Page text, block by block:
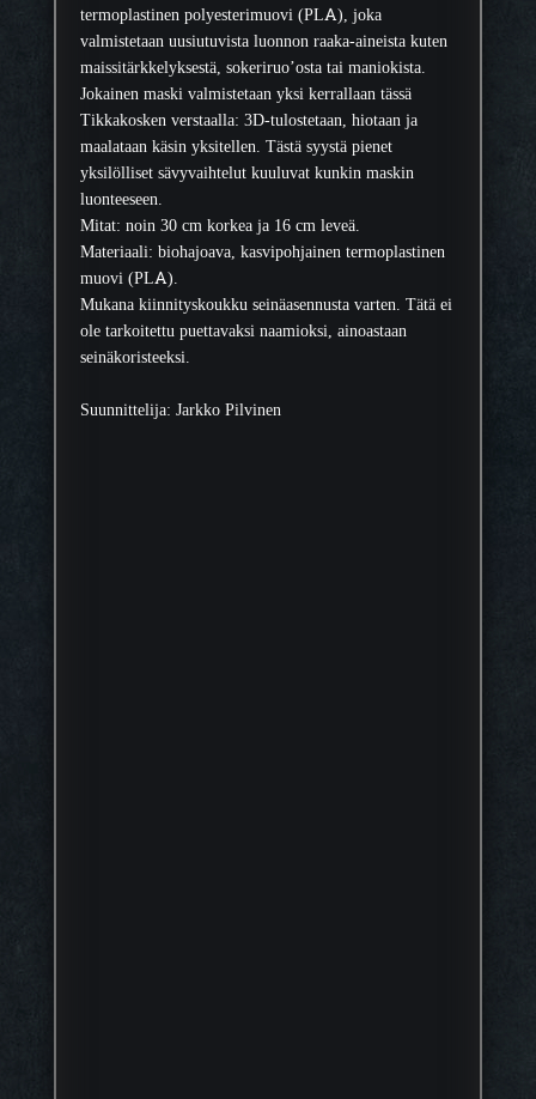
r
ä
termoplastinen polyesterimuovi (PLA), joka
valmistetaan uusiutuvista luonnon raaka-aineista kuten
maissitärkkelyksestä, sokeriruo’osta tai maniokista.
Jokainen maski valmistetaan yksi kerrallaan tässä
Tikkakosken verstaalla: 3D-tulostetaan, hiotaan ja
maalataan käsin yksitellen. Tästä syystä pienet
yksilölliset sävyvaihtelut kuuluvat kunkin maskin
luonteeseen.
Mitat: noin 30 cm korkea ja 16 cm leveä.
Materiaali: biohajoava, kasvipohjainen termoplastinen
muovi (PLA).
Mukana kiinnityskoukku seinäasennusta varten. Tätä ei
ole tarkoitettu puettavaksi naamioksi, ainoastaan
seinäkoristeeksi.
Suunnittelija: Jarkko Pilvinen